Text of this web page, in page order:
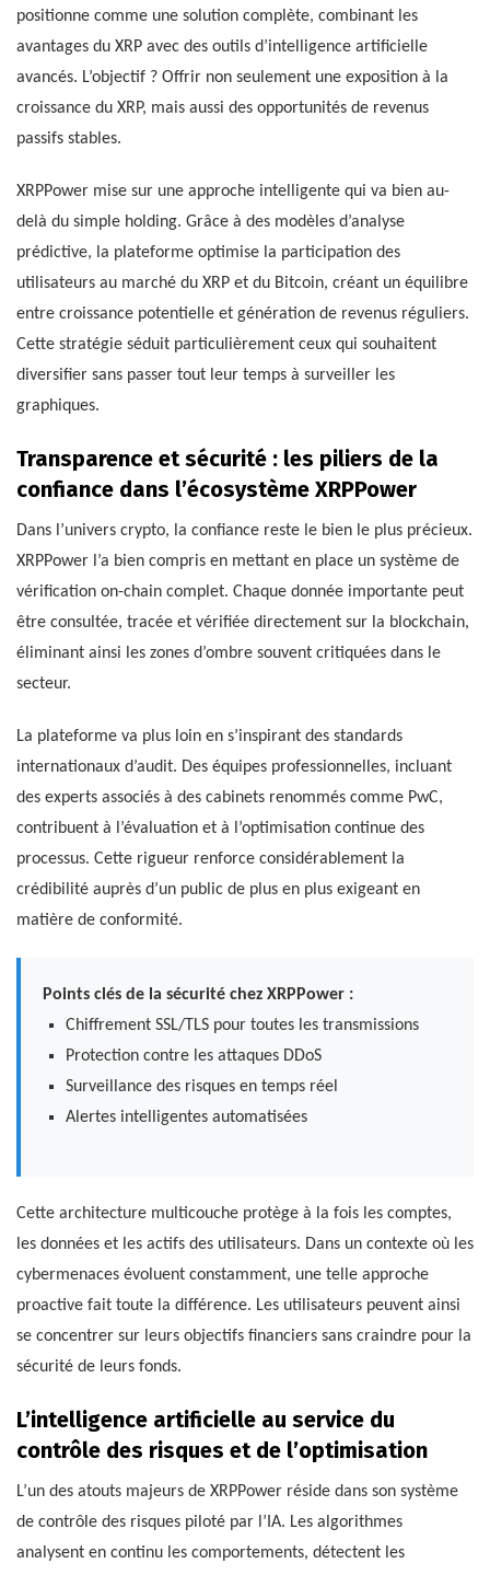
positionne comme une solution complète, combinant les
avantages du XRP avec des outils d’intelligence artificielle
avancés. L’objectif ? Offrir non seulement une exposition à la
croissance du XRP, mais aussi des opportunités de revenus
passifs stables.
XRPPower mise sur une approche intelligente qui va bien au-
delà du simple holding. Grâce à des modèles d’analyse
prédictive, la plateforme optimise la participation des
utilisateurs au marché du XRP et du Bitcoin, créant un équilibre
entre croissance potentielle et génération de revenus réguliers.
Cette stratégie séduit particulièrement ceux qui souhaitent
diversifier sans passer tout leur temps à surveiller les
graphiques.
Transparence et sécurité : les piliers de la
confiance dans l’écosystème XRPPower
Dans l’univers crypto, la confiance reste le bien le plus précieux.
XRPPower l’a bien compris en mettant en place un système de
vérification on-chain complet. Chaque donnée importante peut
être consultée, tracée et vérifiée directement sur la blockchain,
éliminant ainsi les zones d’ombre souvent critiquées dans le
secteur.
La plateforme va plus loin en s’inspirant des standards
internationaux d’audit. Des équipes professionnelles, incluant
des experts associés à des cabinets renommés comme PwC,
contribuent à l’évaluation et à l’optimisation continue des
processus. Cette rigueur renforce considérablement la
crédibilité auprès d’un public de plus en plus exigeant en
matière de conformité.
Points clés de la sécurité chez XRPPower :
Chiffrement SSL/TLS pour toutes les transmissions
Protection contre les attaques DDoS
Surveillance des risques en temps réel
Alertes intelligentes automatisées
Cette architecture multicouche protège à la fois les comptes,
les données et les actifs des utilisateurs. Dans un contexte où les
cybermenaces évoluent constamment, une telle approche
proactive fait toute la différence. Les utilisateurs peuvent ainsi
se concentrer sur leurs objectifs financiers sans craindre pour la
sécurité de leurs fonds.
L’intelligence artificielle au service du
contrôle des risques et de l’optimisation
L’un des atouts majeurs de XRPPower réside dans son système
de contrôle des risques piloté par l’IA. Les algorithmes
analysent en continu les comportements, détectent les